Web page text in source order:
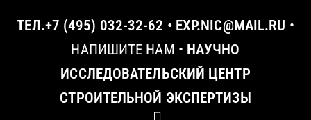
ТЕЛ.+7 (495) 032-32-62 • EXP.NIC@MAIL.RU •
НАПИШИТЕ НАМ • НАУЧНО
ИССЛЕДОВАТЕЛЬСКИЙ ЦЕНТР
СТРОИТЕЛЬНОЙ ЭКСПЕРТИЗЫ